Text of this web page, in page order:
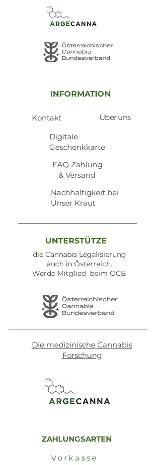
INFORMATION
Kontakt Über uns
​Digitale
Geschenkkarte
​FAQ Zahlung
& Versand
Nachhaltigkeit bei
Unser Kraut
UNTERSTÜTZE
die Cannabis Legalisierung
auch in Österreich.
Werde Mitglied beim ÖCB
Die medizinische Cannabis
Forschung
ZAHLUNGSARTEN
Vorkasse